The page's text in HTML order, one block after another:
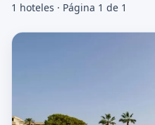
1 hoteles · Página 1 de 1